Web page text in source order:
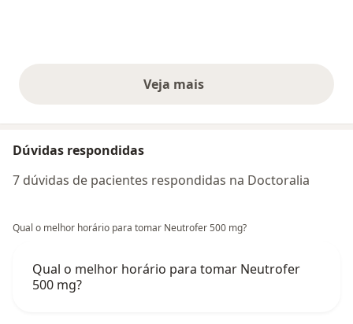
Veja maisopiniões acima
Dúvidas respondidas
7 dúvidas de pacientes respondidas na Doctoralia
Qual o melhor horário para tomar Neutrofer 500 mg?
Qual o melhor horário para tomar Neutrofer
500 mg?